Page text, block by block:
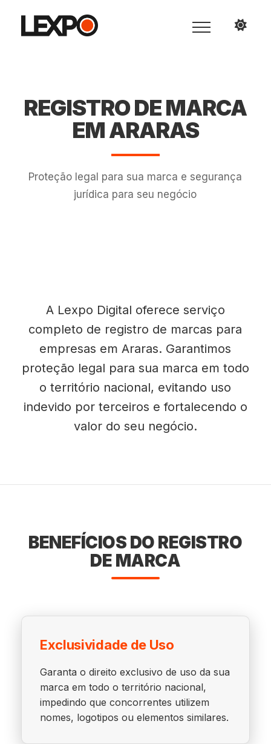
REGISTRO DE MARCA
EM ARARAS
Proteção legal para sua marca e segurança
jurídica para seu negócio
A Lexpo Digital oferece serviço
completo de registro de marcas para
empresas em Araras. Garantimos
proteção legal para sua marca em todo
o território nacional, evitando uso
indevido por terceiros e fortalecendo o
valor do seu negócio.
BENEFÍCIOS DO REGISTRO
DE MARCA
Exclusividade de Uso
Garanta o direito exclusivo de uso da sua
marca em todo o território nacional,
impedindo que concorrentes utilizem
nomes, logotipos ou elementos similares.